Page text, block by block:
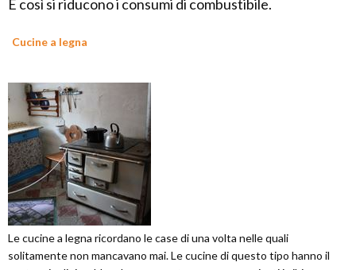
E così si riducono i consumi di combustibile.
Cucine a legna
Le cucine a legna ricordano le case di una volta nelle quali
solitamente non mancavano mai. Le cucine di questo tipo hanno il